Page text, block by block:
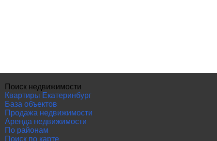
Поиск недвижимости
Квартиры Екатеринбург
База объектов
Продажа недвижимости
Аренда недвижимости
По районам
Поиск по карте